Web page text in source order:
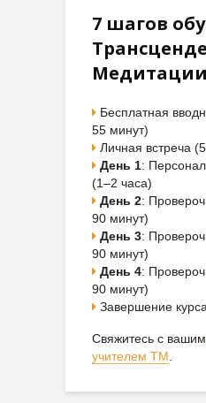
7 шагов
Медитации
Бесплатная
55 минут)
Личная встреча
День 1:
(1–2 часа)
День 2:
90 минут)
День 3:
90 минут)
День 4:
90 минут)
Завершение курса
Свяжитесь с вашим
учителем ТМ